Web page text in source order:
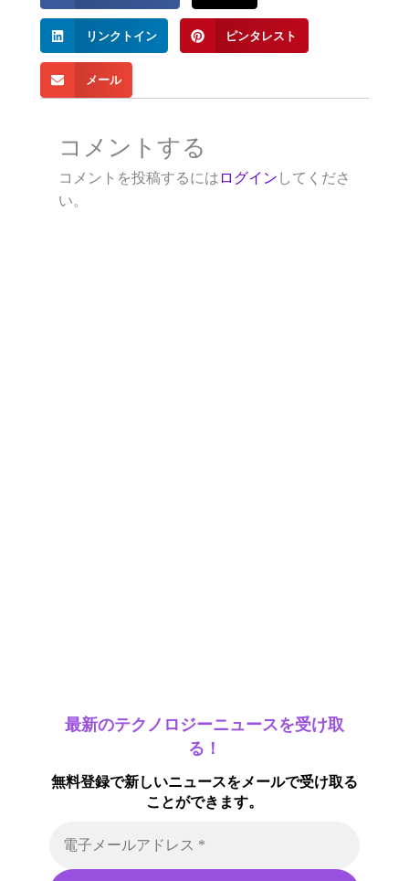
リンクトイン ピンタレスト
メール
コメントする
コメントを投稿するには ログイン してくださ
い。
最新のテクノロジーニュースを受け取
る！
無料登録で新しいニュースをメールで受け取る
ことができます。